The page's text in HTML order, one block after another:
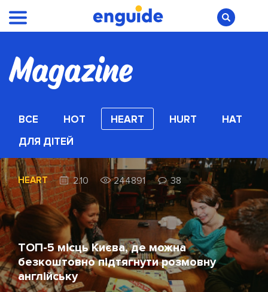
ВСЕ HOT HEART HURT
HAT
ДЛЯ ДІТЕЙ
HEART 2.10 244891 38
ТОП-5 місць Києва, де можна
безкоштовно підтягнути розмовну
англійську